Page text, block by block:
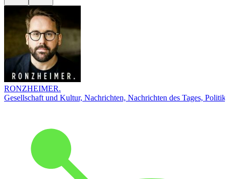
RONZHEIMER.
Gesellschaft und Kultur, Nachrichten, Nachrichten des Tages, Politik